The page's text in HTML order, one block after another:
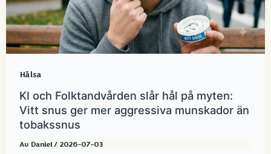
AR
ZH
Hälsa
KI och Folktandvården slår hål på myten:
Vitt snus ger mer aggressiva munskador än
tobakssnus
Av Daniel/ 2026-07-03